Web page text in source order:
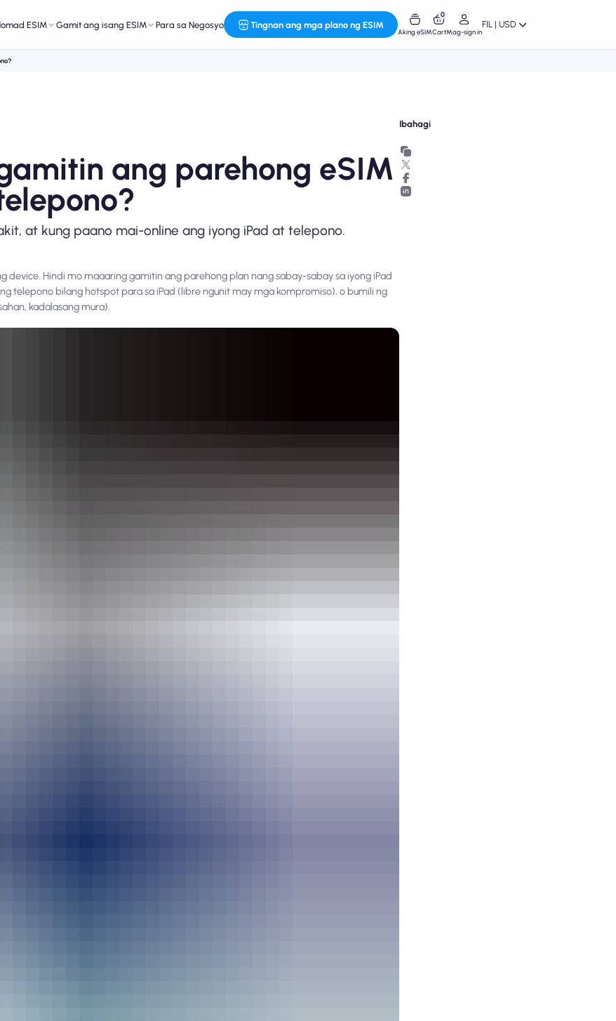
ESIM Gamit ang isang ESIM Para sa Negosyo Tingnan ang mga plano ng ESIM
Aking eSIM
0
CartMag-sign in
FIL | USD
ang parehong eSIM
at kung paano mai-online ang iyong iPad at telepono.
device. Hindi mo maaaring gamitin ang parehong plan nang sabay-sabay sa iyong iPad
telepono bilang hotspot para sa iPad (libre ngunit may mga kompromiso), o bumili ng
kadalasang mura).
Ibahagi